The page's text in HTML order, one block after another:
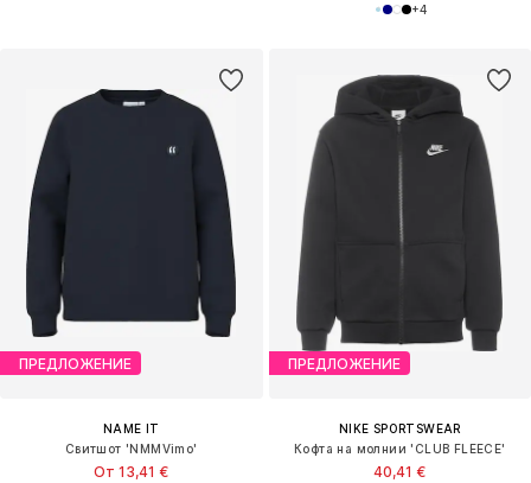
+4
ПРЕДЛОЖЕНИЕ
NAME IT
Свитшот 'NMMVimo'
От 13,41 €
ПРЕДЛОЖЕНИЕ
NIKE SPORTSWEAR
Кофта на молнии 'CLUB FLEECE'
40,41 €